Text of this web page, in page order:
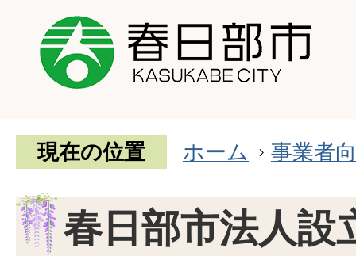
現在の位置 ホーム 事業者
春日部市法人設